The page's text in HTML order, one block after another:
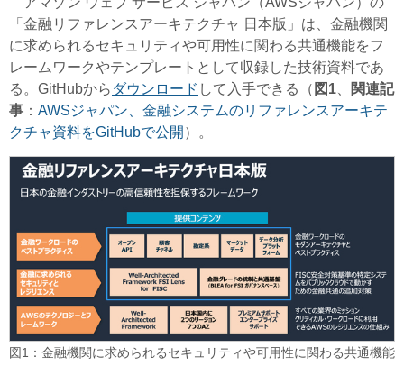
「金融リファレンスアーキテクチャ 日本版」は、金融機関
に求められるセキュリティや可用性に関わる共通機能をフ
レームワークやテンプレートとして収録した技術資料であ
る。GitHubから ダウンロード して入手できる（ 図1
関連記
事 ： AWSジャパン、金融システムのリファレンスアーキテ
クチャ資料をGitHubで公開 ）。
図1：金融機関に求められるセキュリティや可用性に関わる共通機能